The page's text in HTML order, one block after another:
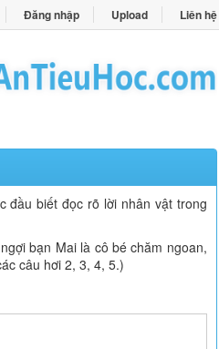
Đăng nhập Upload Liên hệ
đầu biết đọc rõ lời nhân vật trong
bạn Mai là cô bé chăm ngoan,
câu hơi 2, 3, 4, 5.)